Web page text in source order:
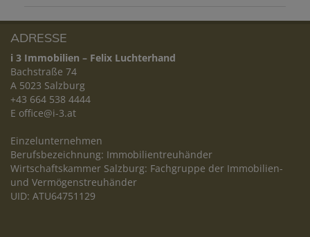
ADRESSE
i 3 Immobilien – Felix Luchterhand
Bachstraße 74
A 5023 Salzburg
+43 664 538 4444
E office@i-3.at
Einzelunternehmen
Berufsbezeichnung: Immobilientreuhänder
Wirtschaftskammer Salzburg: Fachgruppe der Immobilien-
und Vermögenstreuhänder
UID: ATU64751129